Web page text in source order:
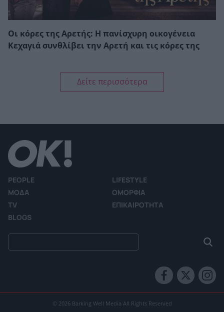
Οι κόρες της Αρετής: Η πανίσχυρη οικογένεια
Κεχαγιά συνθλίβει την Αρετή και τις κόρες της
Δείτε περισσότερα
PEOPLE
LIFESTYLE
ΜΟΔΑ
ΟΜΟΡΦΙΑ
TV
ΕΠΙΚΑΙΡΟΤΗΤΑ
BLOGS
© 2026 Barking Well Media All Rights Reserved